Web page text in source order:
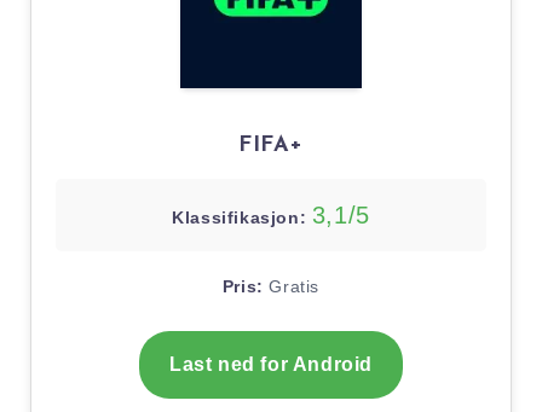
FIFA+
Klassifikasjon: 3,1/5
Pris: Gratis
Last ned for Android